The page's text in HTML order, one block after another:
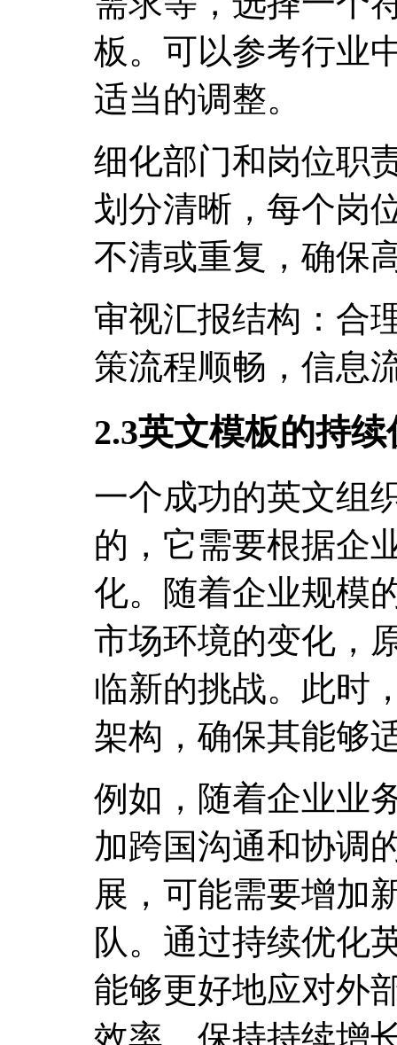
板。可以参考行业
适当的调整。
细化部门和岗位职
划分清晰，每个岗
不清或重复，确保
审视汇报结构：合
策流程顺畅，信息
2.3英文模板的持续
一个成功的英文组
的，它需要根据企
化。随着企业规模
市场环境的变化，
临新的挑战。此时
架构，确保其能够
例如，随着企业业
加跨国沟通和协调
展，可能需要增加
队。通过持续优化
能够更好地应对外
效率，保持持续增